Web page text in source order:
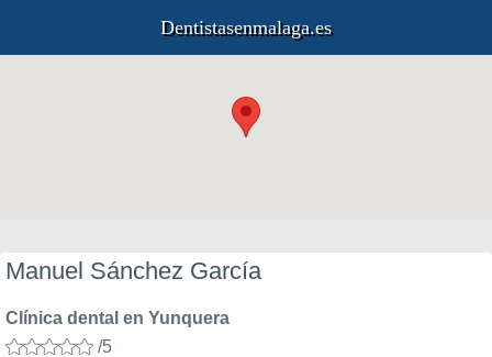
Dentistasenmalaga.es
Manuel Sánchez García
Clínica dental en Yunquera
/5